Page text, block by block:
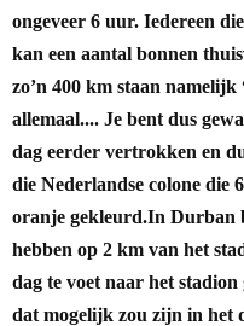
ongeveer 6 uur. Iedereen
kan een aantal bonnen
zo’n 400 km staan
allemaal.... Je bent dus
dag eerder vertrokken en
die Nederlandse colone die
oranje gekleurd.In Durban
hebben op 2 km van het
dag te voet naar het
dat mogelijk zou zijn in het